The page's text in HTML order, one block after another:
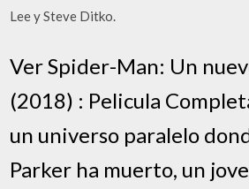
Lee y Steve Ditko.
Ver Spider-Man: Un
(2018) : Pelicula
un universo paralelo
Parker ha muerto, un